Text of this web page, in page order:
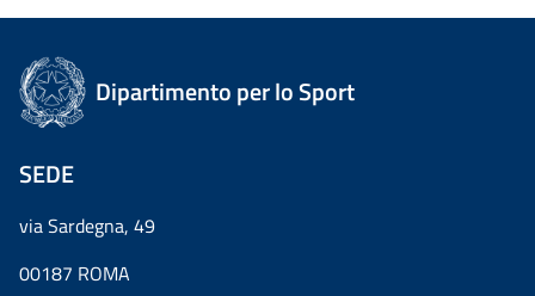
Dipartimento per lo Sport
SEDE
via Sardegna, 49
00187 ROMA